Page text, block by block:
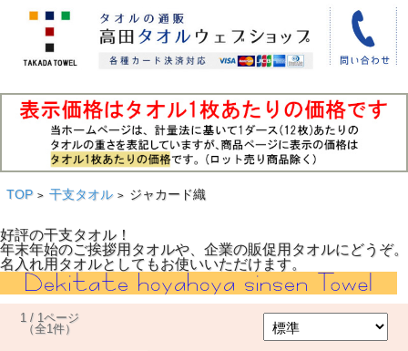
TOP > 干支タオル > ジャカード織
好評の干支タオル！
年末年始のご挨拶用タオルや、企業の販促用タオルにどうぞ。
名入れ用タオルとしてもお使いいただけます。
1 / 1ページ
（全1件）